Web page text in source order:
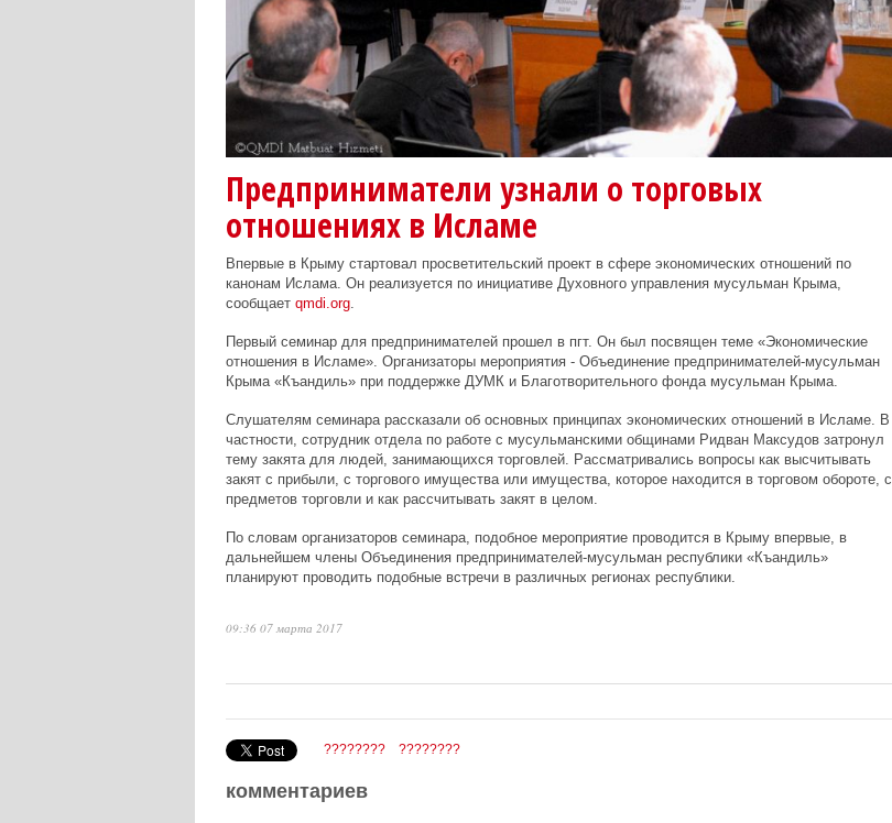
Предприниматели узнали о торговых
отношениях в Исламе
Впервые в Крыму стартовал просветительский проект в сфере экономических отношений по
канонам Ислама. Он реализуется по инициативе Духовного управления мусульман Крыма,
сообщает qmdi.org.
Первый семинар для предпринимателей прошел в пгт. Он был посвящен теме «Экономические
отношения в Исламе». Организаторы мероприятия - Объединение предпринимателей-мусульман
Крыма «Къандиль» при поддержке ДУМК и Благотворительного фонда мусульман Крыма.
Слушателям семинара рассказали об основных принципах экономических отношений в Исламе. В
частности, сотрудник отдела по работе с мусульманскими общинами Ридван Максудов затронул
тему закята для людей, занимающихся торговлей. Рассматривались вопросы как высчитывать
закят с прибыли, с торгового имущества или имущества, которое находится в торговом обороте, с
предметов торговли и как рассчитывать закят в целом.
По словам организаторов семинара, подобное мероприятие проводится в Крыму впервые, в
дальнейшем члены Объединения предпринимателей-мусульман республики «Къандиль»
планируют проводить подобные встречи в различных регионах республики.
09:36 07 марта 2017
???????? ????????
комментариев